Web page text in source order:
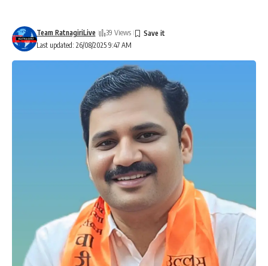
Last updated: 26/08/2025 9:47 AM
Team RatnagiriLive 39 Views